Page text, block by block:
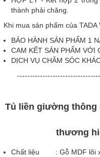
thành phải chăng.
Khi mua sản phẩm của
BẢO HÀNH SẢN PHẨM 1
CAM KẾT SẢN PHẨM VỚI
DỊCH VỤ CHĂM SÓC
Tủ liền giường thông
thương
Chất liệu : Gỗ MDF lõi